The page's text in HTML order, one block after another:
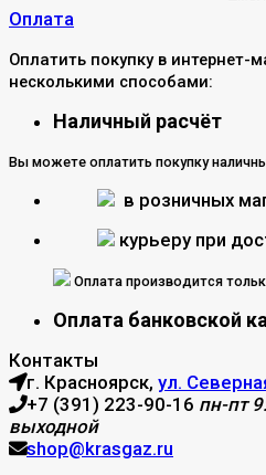
Оплата
Оплатить покупку в интернет-
несколькими способами:
Наличный расчёт
Вы можете оплатить покупку
в розничных
курьеру при
Оплата производится
Оплата банковской
Контакты
г. Красноярск, ул.
+7 (391) 223-90-16 пн-пт
выходной
shop@krasgaz.ru